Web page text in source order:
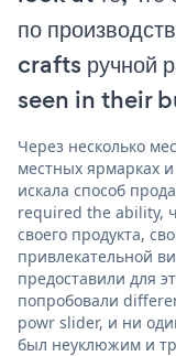
по
crafts ручной
seen in their
Через несколько
местных ярмарках
искала способ
required the ability,
своего продукта,
привлекательной
предоставили для
попробовали
powr slider, и ни
был неуклюжим и